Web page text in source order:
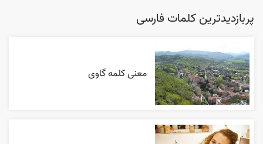
پربازدیدترین کلمات فارسی
معنی کلمه گاوی